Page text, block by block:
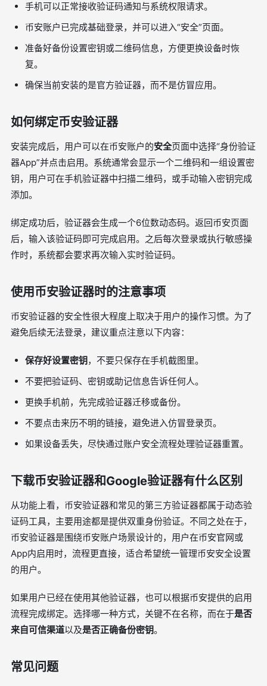
手机可以正常接收验证码通知与系统权限请求。
币安账户已完成基础登录，并可以进入“安全”页面。
准备好备份设置密钥或二维码信息，方便更换设备时恢
复。
确保当前安装的是官方验证器，而不是仿冒应用。
如何绑定币安验证器
安装完成后，用户可以在币安账户的安全页面中选择“身份验证
器App”并点击启用。系统通常会显示一个二维码和一组设置密
钥，用户可在手机验证器中扫描二维码，或手动输入密钥完成
添加。
绑定成功后，验证器会生成一个6位数动态码。返回币安页面
后，输入该验证码即可完成启用。之后每次登录或执行敏感操
作时，系统都会要求再次输入实时验证码。
使用币安验证器时的注意事项
币安验证器的安全性很大程度上取决于用户的操作习惯。为了
避免后续无法登录，建议重点注意以下内容：
保存好设置密钥，不要只保存在手机截图里。
不要把验证码、密钥或助记信息告诉任何人。
更换手机前，先完成验证器迁移或备份。
不要点击来历不明的链接，避免进入仿冒登录页。
如果设备丢失，尽快通过账户安全流程处理验证器重置。
下载币安验证器和Google验证器有什么区别
从功能上看，币安验证器和常见的第三方验证器都属于动态验
证码工具，主要用途都是提供双重身份验证。不同之处在于，
币安验证器是围绕币安账户场景设计的，用户在币安官网或
App内启用时，流程更直接，适合希望统一管理币安安全设置
的用户。
如果用户已经在使用其他验证器，也可以根据币安提供的启用
流程完成绑定。选择哪一种方式，关键不在名称，而在于是否
来自可信渠道以及是否正确备份密钥。
常见问题